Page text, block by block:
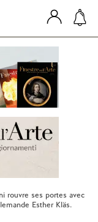
rouvre ses portes avec
Esther Kläs.